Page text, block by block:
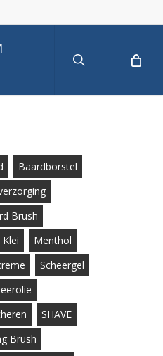
Baardborstel
Brush
Klei
Menthol
Scheergel
SHAVE
Brush